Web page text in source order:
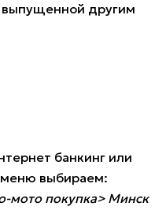
выпущенной другим
банкинг или
выбираем:
мото покупка> Минск